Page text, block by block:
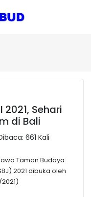
2021, Sehari
di Bali
661 Kali
Taman Budaya
2021 dibuka oleh